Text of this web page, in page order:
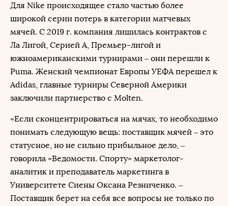
Для Nike происходящее стало частью более
широкой серии потерь в категории матчевых
мячей. С 2019 г. компания лишилась контрактов с
Ла Лигой, Серией A, Премьер-лигой и
южноамериканскими турнирами – они перешли к
Puma. Женский чемпионат Европы УЕФА перешел к
Adidas, главные турниры Северной Америки
заключили партнерство с Molten.
«Если сконцентрироваться на мячах, то необходимо
понимать следующую вещь: поставщик мячей – это
статусное, но не сильно прибыльное дело, –
говорила «Ведомости. Спорту» маркетолог-
аналитик и преподаватель маркетинга в
Университете Сиены Оксана Резниченко. –
Поставщик берет на себя все вопросы не только по